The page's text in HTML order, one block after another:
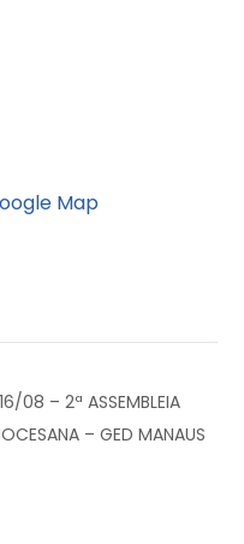
Map
16/08 – 2ª ASSEMBLEIA
– GED MANAUS